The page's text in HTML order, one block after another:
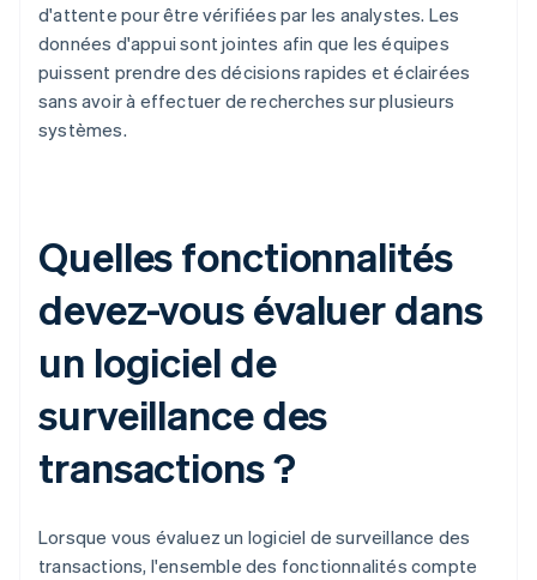
d'attente pour être vérifiées par les analystes. Les
données d'appui sont jointes afin que les équipes
puissent prendre des décisions rapides et éclairées
sans avoir à effectuer de recherches sur plusieurs
systèmes.
Quelles fonctionnalités
devez-vous évaluer dans
un logiciel de
surveillance des
transactions ?
Lorsque vous évaluez un logiciel de surveillance des
transactions, l'ensemble des fonctionnalités compte